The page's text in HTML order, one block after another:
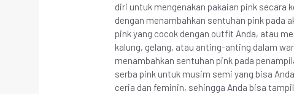
diri untuk mengenakan pakaian pink secara
dengan menambahkan sentuhan pink pada
pink yang cocok dengan outfit Anda, atau
kalung, gelang, atau anting-anting dalam
menambahkan sentuhan pink pada
serba pink untuk musim semi yang bisa
ceria dan feminin, sehingga Anda bisa